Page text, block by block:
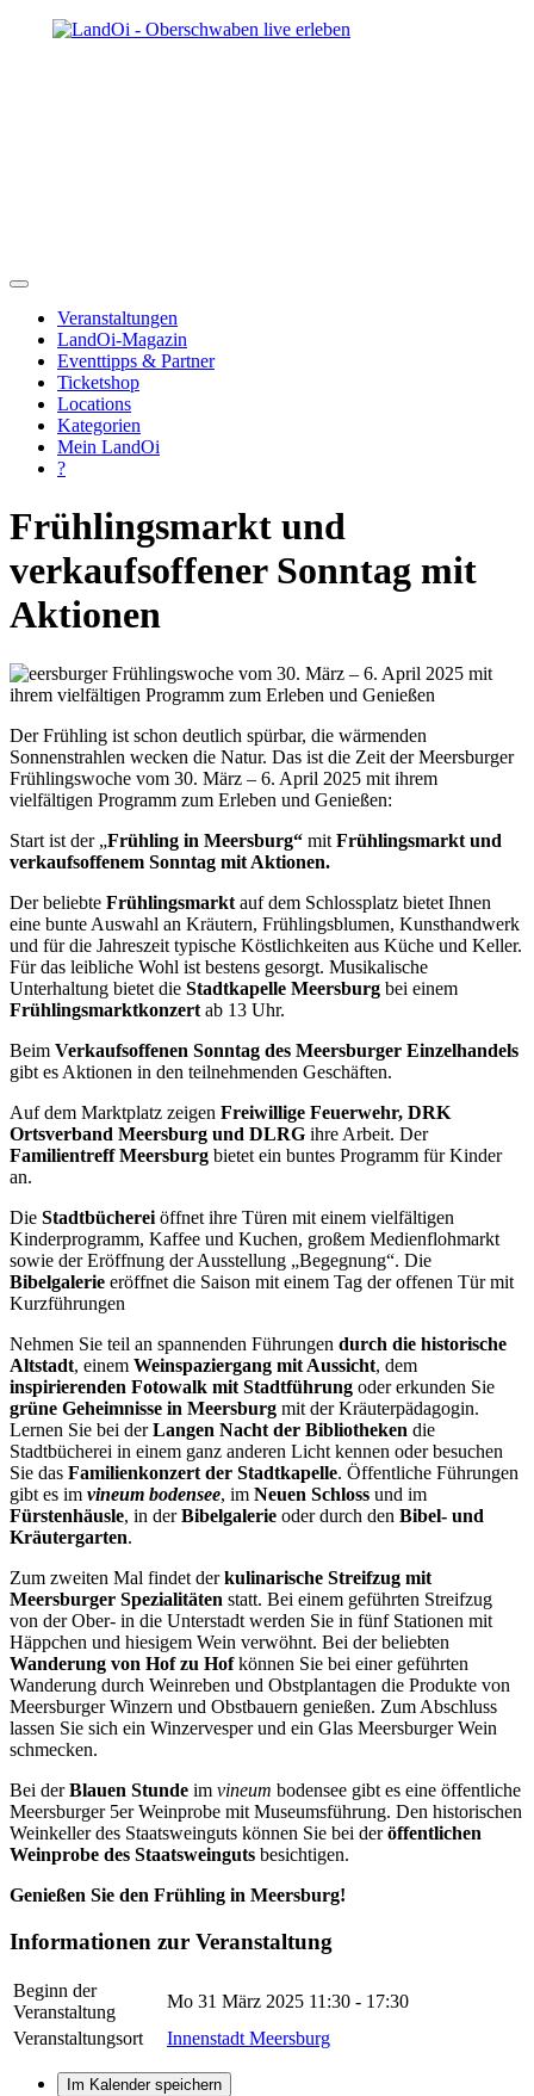
Veranstaltungen
LandOi-Magazin
Eventtipps & Partner
Ticketshop
Locations
Kategorien
Mein LandOi
?
Frühlingsmarkt und
verkaufsoffener Sonntag mit
Aktionen
Der Frühling ist schon deutlich spürbar, die wärmenden
Sonnenstrahlen wecken die Natur. Das ist die Zeit der Meersburger
Frühlingswoche vom 30. März – 6. April 2025 mit ihrem
vielfältigen Programm zum Erleben und Genießen:
Start ist der „Frühling in Meersburg“ mit Frühlingsmarkt und
verkaufsoffenem Sonntag mit Aktionen.
Der beliebte Frühlingsmarkt auf dem Schlossplatz bietet Ihnen
eine bunte Auswahl an Kräutern, Frühlingsblumen, Kunsthandwerk
und für die Jahreszeit typische Köstlichkeiten aus Küche und Keller.
Für das leibliche Wohl ist bestens gesorgt. Musikalische
Unterhaltung bietet die Stadtkapelle Meersburg bei einem
Frühlingsmarktkonzert ab 13 Uhr.
Beim Verkaufsoffenen Sonntag des Meersburger Einzelhandels
gibt es Aktionen in den teilnehmenden Geschäften.
Auf dem Marktplatz zeigen Freiwillige Feuerwehr, DRK
Ortsverband Meersburg und DLRG ihre Arbeit. Der
Familientreff Meersburg bietet ein buntes Programm für Kinder
an.
Die Stadtbücherei öffnet ihre Türen mit einem vielfältigen
Kinderprogramm, Kaffee und Kuchen, großem Medienflohmarkt
sowie der Eröffnung der Ausstellung „Begegnung“. Die
Bibelgalerie eröffnet die Saison mit einem Tag der offenen Tür mit
Kurzführungen
Nehmen Sie teil an spannenden Führungen durch die historische
Altstadt, einem Weinspaziergang mit Aussicht, dem
inspirierenden Fotowalk mit Stadtführung oder erkunden Sie
grüne Geheimnisse in Meersburg mit der Kräuterpädagogin.
Lernen Sie bei derLangen Nacht der Bibliotheken die
Stadtbücherei in einem ganz anderen Licht kennen oder besuchen
Sie das Familienkonzert der Stadtkapelle. Öffentliche Führungen
gibt es im vineum bodensee, im Neuen Schloss und im
Fürstenhäusle, in derBibelgalerie oder durch den Bibel- und
Kräutergarten.
Zum zweiten Mal findet derkulinarische Streifzug mit
Meersburger Spezialitäten statt. Bei einem geführten Streifzug
von der Ober- in die Unterstadt werden Sie in fünf Stationen mit
Häppchen und hiesigem Wein verwöhnt. Bei der beliebten
Wanderung von Hof zu Hofkönnen Sie bei einer geführten
Wanderung durch Weinreben und Obstplantagen die Produkte von
Meersburger Winzern und Obstbauern genießen. Zum Abschluss
lassen Sie sich ein Winzervesper und ein Glas Meersburger Wein
schmecken.
Bei derBlauen Stunde im vineum bodensee gibt es eine öffentliche
Meersburger 5er Weinprobe mit Museumsführung. Den historischen
Weinkeller des Staatsweinguts können Sie bei deröffentlichen
Weinprobe des Staatsweinguts besichtigen.
Genießen Sie den Frühling in Meersburg!
Informationen zur Veranstaltung
Beginn der
Veranstaltung
Mo 31 März 2025 11:30 - 17:30
Veranstaltungsort
Innenstadt Meersburg
Im Kalender speichern